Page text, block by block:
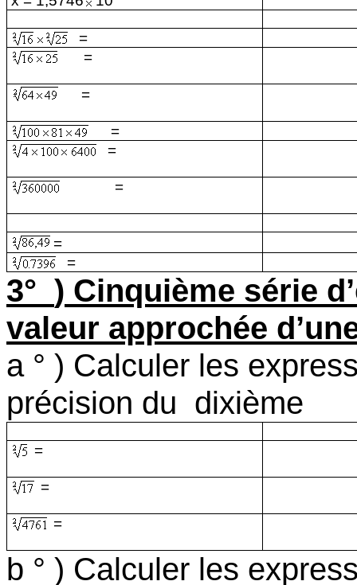
=
=
=
=
=
=
=
=
3° ) Cinquième série
valeur approchée
a ° ) Calculer les
précision du dixième
=
=
=
b ° ) Calculer les